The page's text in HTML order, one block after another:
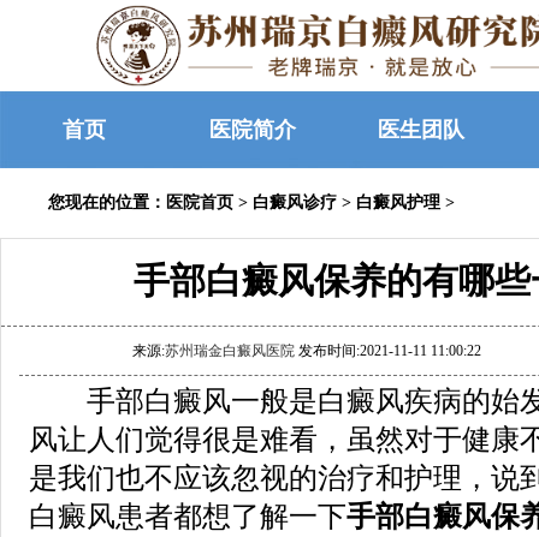
首页 医院简介 医生团队
您现在的位置： 医院首页 > 白癜风诊疗 > 白癜风护理 >
手部白癜风保养的有哪
来源:苏州瑞金白癜风医院 发布时间:2021-11-11 11:00:22
手部白癜风一般是白癜风疾病的始
风让人们觉得很是难看，虽然对于健康
是我们也不应该忽视的治疗和护理，说
白癜风患者都想了解一下手部白癜风保